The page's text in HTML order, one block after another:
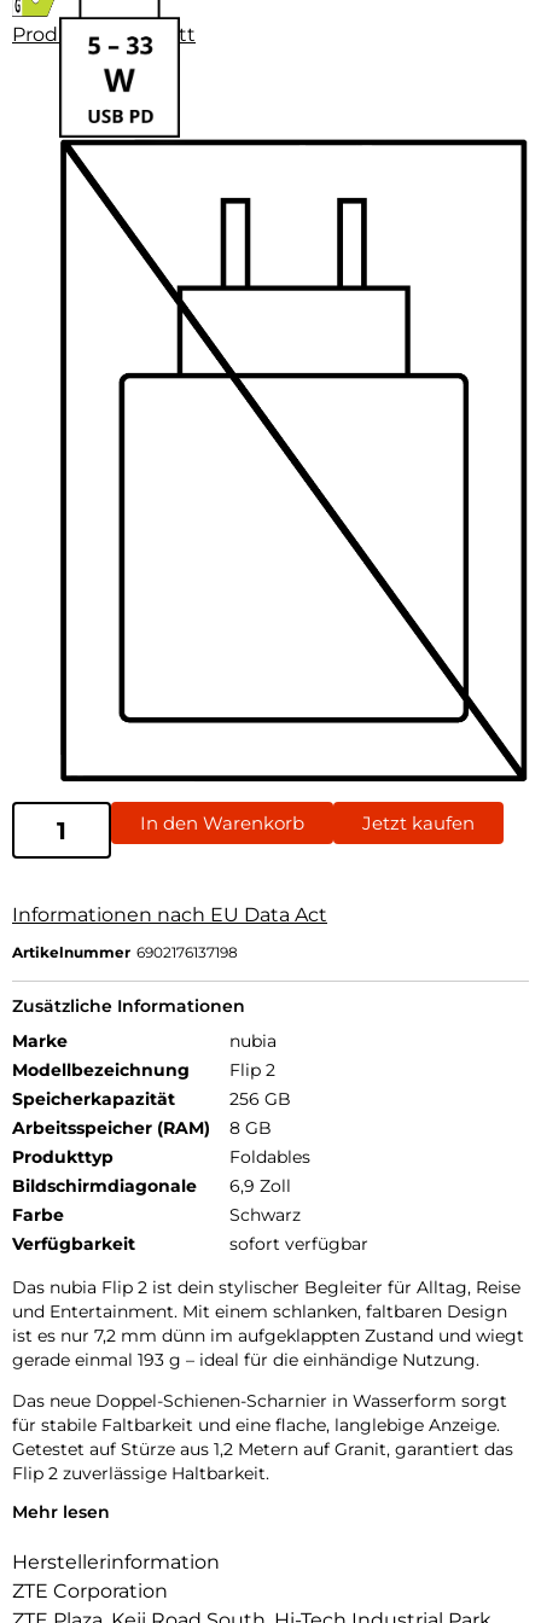
Produktdatenblatt
In den Warenkorb Jetzt kaufen
Informationen nach EU Data Act
Artikelnummer 6902176137198
Zusätzliche Informationen
Marke
nubia
Modellbezeichnung
Flip 2
Speicherkapazität
256 GB
Arbeitsspeicher (RAM)
8 GB
Produkttyp
Foldables
Bildschirmdiagonale
6,9 Zoll
Farbe
Schwarz
Verfügbarkeit
sofort verfügbar
Das nubia Flip 2 ist dein stylischer Begleiter für Alltag, Reise
und Entertainment. Mit einem schlanken, faltbaren Design
ist es nur 7,2 mm dünn im aufgeklappten Zustand und wiegt
gerade einmal 193 g – ideal für die einhändige Nutzung.
Das neue Doppel-Schienen-Scharnier in Wasserform sorgt
für stabile Faltbarkeit und eine flache, langlebige Anzeige.
Getestet auf Stürze aus 1,2 Metern auf Granit, garantiert das
Flip 2 zuverlässige Haltbarkeit.
Das Design überzeugt durch minimalistische Eleganz mit
Grad-Kanten sorgt für perfekten Griff – egal ob geöffnet oder
geschlossen. Die Rückseite besteht aus mikronfeinen
Kristallstrukturen mit über einer Million Facetten für eine
Mehr lesen
Herstellerinformation
ZTE Corporation